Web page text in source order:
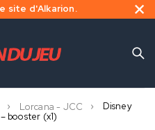
site d'Alkarion.
Lorcana - JCC
Disney
booster (x1)